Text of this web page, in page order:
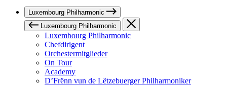
Luxembourg Philharmonic
Luxembourg Philharmonic
Luxembourg Philharmonic
Chefdirigent
Orchestermitglieder
On Tour
Academy
D’Frënn vun de Lëtzebuerger Philharmoniker